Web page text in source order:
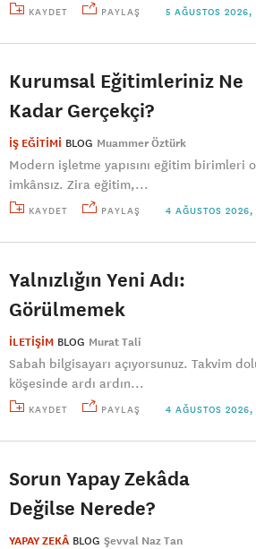
KAYDET PAYLAŞ 5 AĞUSTOS 2026,
Kurumsal Eğitimleriniz Ne
Kadar Gerçekçi?
İŞ EĞİTİMİ BLOG Muammer Öztürk
Modern işletme yapısını eğitim birimleri
imkânsız. Zira eğitim,...
KAYDET PAYLAŞ 4 AĞUSTOS 2026,
Yalnızlığın Yeni Adı:
Görülmemek
İLETİŞİM BLOG Murat Tali
Sabah bilgisayarı açıyorsunuz. Takvim
köşesinde ardı ardın...
KAYDET PAYLAŞ 4 AĞUSTOS 2026,
Sorun Yapay Zekâda
Değilse Nerede?
YAPAY ZEKÂ BLOG Şevval Naz Tan